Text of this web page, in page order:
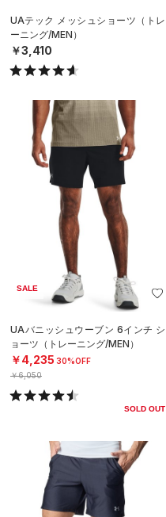
UAテック メッシュショーツ（トレ
ーニング/MEN）
￥3,410
SALE
UAバニッシュウーブン 6インチ シ
ョーツ（トレーニング/MEN）
￥4,235 30%OFF
￥6,050
SOLD OUT